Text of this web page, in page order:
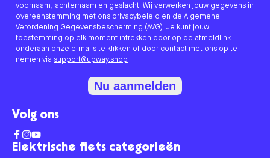
Elektrische fiets categorieën
voornaam, achternaam en geslacht. Wij verwerken jouw gegevens in
overeenstemming met ons privacybeleid en de Algemene
Verordening Gegevensbescherming (AVG). Je kunt jouw
toestemming op elk moment intrekken door op de afmeldlink
onderaan onze e-mails te klikken of door contact met ons op te
nemen via support@upway.shop
Nu aanmelden
Volg ons